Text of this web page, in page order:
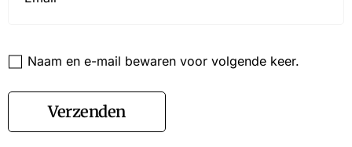
Naam en e-mail bewaren voor volgende keer.
Verzenden